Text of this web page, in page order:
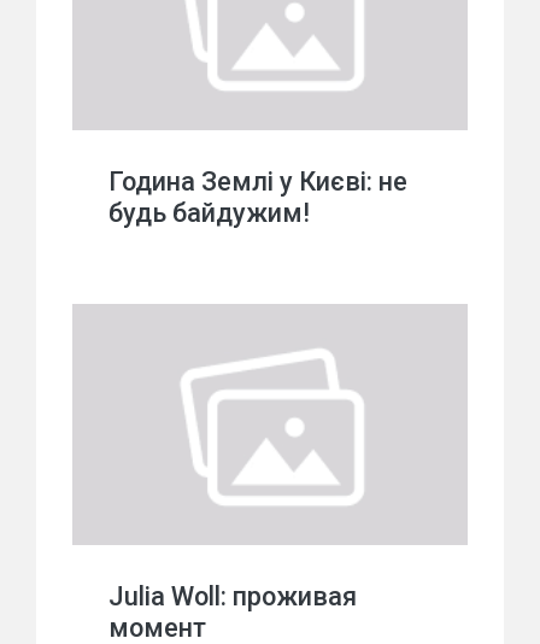
Година Землі у Києві: не
будь байдужим!
Julia Woll: проживая
момент